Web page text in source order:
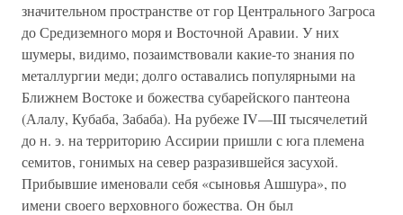
значительном пространстве от гор Центрального Загроса
до Средиземного моря и Восточной Аравии. У них
шумеры, видимо, позаимствовали какие-то знания по
металлургии меди; долго оставались популярными на
Ближнем Востоке и божества субарейского пантеона
(Алалу, Кубаба, Забаба). На рубеже IV—III тысячелетий
до н. э. на территорию Ассирии пришли с юга племена
семитов, гонимых на север разразившейся засухой.
Прибывшие именовали себя «сыновья Ашшура», по
имени своего верховного божества. Он был